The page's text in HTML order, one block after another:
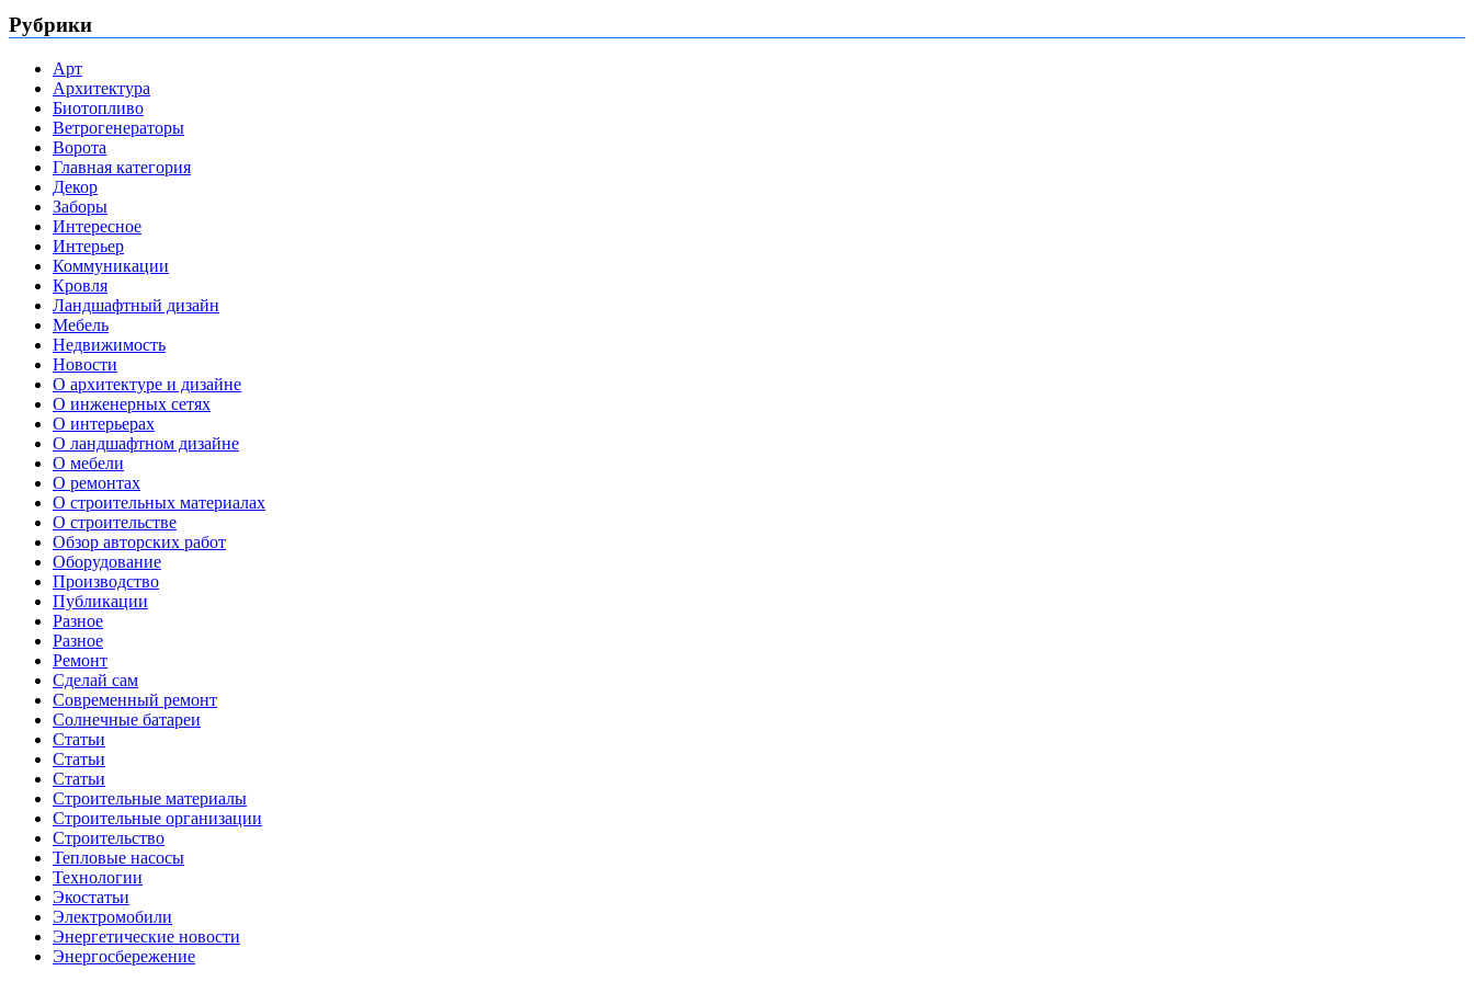
Рубрики
Арт
Архитектура
Биотопливо
Ветрогенераторы
Ворота
Главная категория
Декор
Заборы
Интересное
Интерьер
Коммуникации
Кровля
Ландшафтный дизайн
Мебель
Недвижимость
Новости
О архитектуре и дизайне
О инженерных сетях
О интерьерах
О ландшафтном дизайне
О мебели
О ремонтах
О строительных материалах
О строительстве
Обзор авторских работ
Оборудование
Производство
Публикации
Разное
Разное
Ремонт
Сделай сам
Современный ремонт
Солнечные батареи
Статьи
Статьи
Статьи
Строительные материалы
Строительные организации
Строительство
Тепловые насосы
Технологии
Экостатьи
Электромобили
Энергетические новости
Энергосбережение